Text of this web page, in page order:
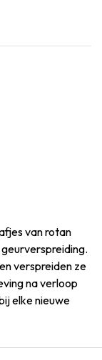
van rotan
verspreiden ze
na verloop
elke nieuwe